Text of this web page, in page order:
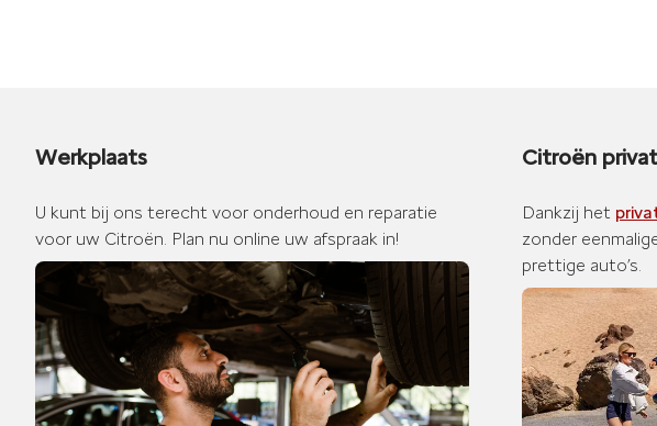
Werkplaats
U kunt bij ons terecht voor onderhoud en reparatie
voor uw Citroën. Plan nu online uw afspraak in!
Citroën
Dankzij het
zonder
prettige auto’s.